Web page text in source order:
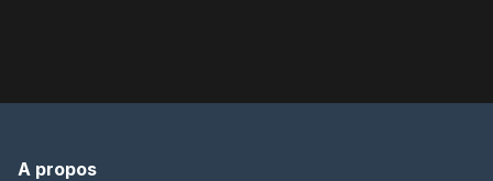
A propos